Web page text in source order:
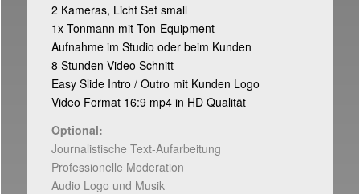
2 Kameras, Licht Set small
1x Tonmann mit Ton-Equipment
Aufnahme im Studio oder beim Kunden
8 Stunden Video Schnitt
Easy Slide Intro / Outro mit Kunden Logo
Video Format 16:9 mp4 in HD Qualität
Optional:
Journalistische Text-Aufarbeitung
Professionelle Moderation
Audio Logo und Musik